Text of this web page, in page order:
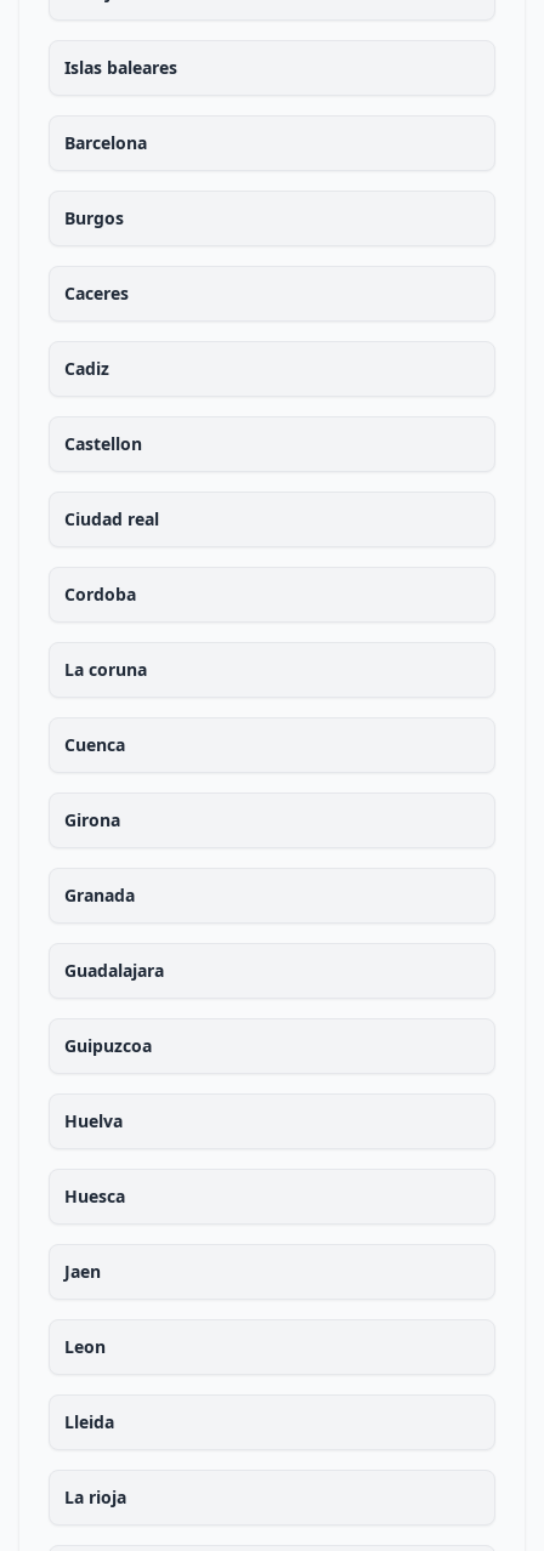
Islas baleares
Barcelona
Burgos
Caceres
Cadiz
Castellon
Ciudad real
Cordoba
La coruna
Cuenca
Girona
Granada
Guadalajara
Guipuzcoa
Huelva
Huesca
Jaen
Leon
Lleida
La rioja